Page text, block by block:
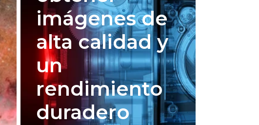
imágenes de
alta calidad y
un
rendimiento
duradero